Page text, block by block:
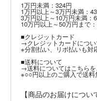
1万円未満：324円
1万円以上～3万円未満：
3万円以上～10万円未満：
10万円以上～50万円まで
■クレジットカード
→クレジットカードにつ
※分割払い、リボ払いも対
■送料について
→送料についてはこちらを
※○○円以上のご購入で送料
【商品のお届けについ